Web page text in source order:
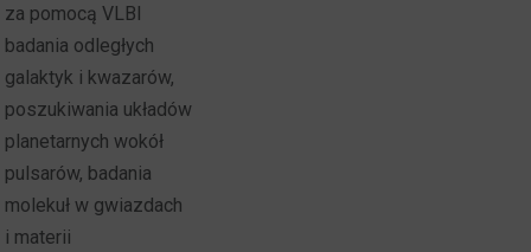
za pomocą VLBI
badania odległych
galaktyk i kwazarów,
poszukiwania układów
planetarnych wokół
pulsarów, badania
molekuł w gwiazdach
i materii